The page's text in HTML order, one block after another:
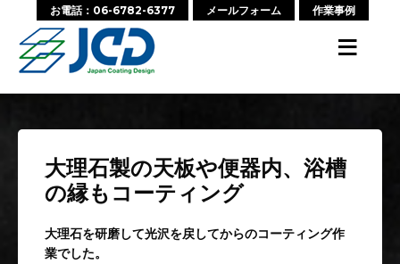
お電話：06-6782-6377 メールフォーム 作業事例
≡
大理石製の天板や便器内、浴槽
の縁もコーティング
大理石を研磨して光沢を戻してからのコーティング作
業でした。